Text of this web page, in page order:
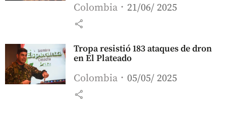
Colombia 21/06/ 2025
share
Tropa resistió 183 ataques de dron
en El Plateado
Colombia 05/05/ 2025
share